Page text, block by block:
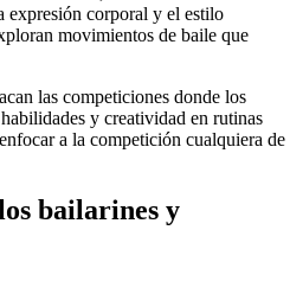
expresión corporal y el estilo
movimientos de baile que
las competiciones donde los
y creatividad en rutinas
a la competición cualquiera de
bailarines y